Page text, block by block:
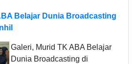
Belajar Dunia Broadcasting
Galeri, Murid TK ABA Belajar
Dunia Broadcasting di